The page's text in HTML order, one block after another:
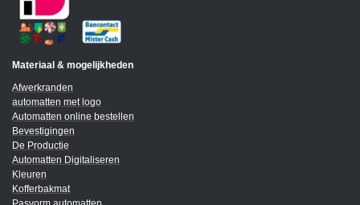
Materiaal & mogelijkheden
Afwerkranden
automatten met logo
Automatten online bestellen
Bevestigingen
De Productie
Automatten Digitaliseren
Kleuren
Kofferbakmat